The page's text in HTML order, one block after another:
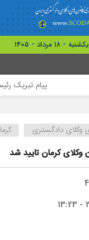
۱۸ مرداد - ۱۴۰۵
پیام تبریک
وکلای دادگستری
وکلای کرمان تایید شد